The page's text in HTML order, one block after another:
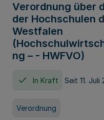
Verordnung über
der Hochschulen
Westfalen
ng – - HWFVO)
In Kraft Seit 11. Juli
Verordnung